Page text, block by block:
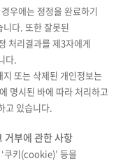
우에는 정정을 완료하기
니다. 또한 잘못된
처리결과를 제3자에게
다.
또는 삭제된 개인정보는
명시된 바에 따라 처리하고
고 있습니다.
거부에 관한 사항
쿠키(cookie)’ 등을